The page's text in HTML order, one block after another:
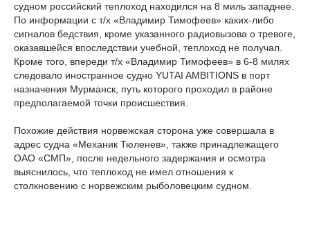
судном российский теплоход находился на 8 миль западнее.
По информации с т/х «Владимир Тимофеев» каких-либо
сигналов бедствия, кроме указанного радиовызова о тревоге,
оказавшейся впоследствии учебной, теплоход не получал.
Кроме того, впереди т/х «Владимир Тимофеев» в 6-8 милях
следовало иностранное судно YUTAI AMBITIONS в порт
назначения Мурманск, путь которого проходил в районе
предполагаемой точки происшествия.
Похожие действия норвежская сторона уже совершала в
адрес судна «Механик Тюленев», также принадлежащего
ОАО «СМП», после недельного задержания и осмотра
выяснилось, что теплоход не имел отношения к
столкновению с норвежским рыболовецким судном.